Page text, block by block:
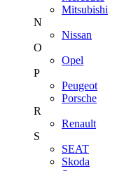
Mitsubishi
N
Nissan
O
Opel
P
Peugeot
Porsche
R
Renault
S
SEAT
Skoda